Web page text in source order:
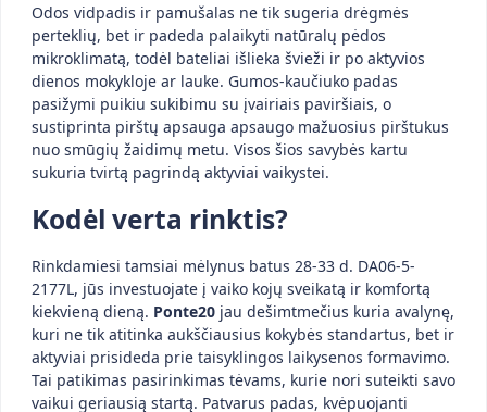
Odos vidpadis ir pamušalas ne tik sugeria drėgmės
perteklių, bet ir padeda palaikyti natūralų pėdos
mikroklimatą, todėl bateliai išlieka švieži ir po aktyvios
dienos mokykloje ar lauke. Gumos-kaučiuko padas
pasižymi puikiu sukibimu su įvairiais paviršiais, o
sustiprinta pirštų apsauga apsaugo mažuosius pirštukus
nuo smūgių žaidimų metu. Visos šios savybės kartu
sukuria tvirtą pagrindą aktyviai vaikystei.
Kodėl verta rinktis?
Rinkdamiesi tamsiai mėlynus batus 28-33 d. DA06-5-
2177L, jūs investuojate į vaiko kojų sveikatą ir komfortą
kiekvieną dieną. Ponte20 jau dešimtmečius kuria avalynę,
kuri ne tik atitinka aukščiausius kokybės standartus, bet ir
aktyviai prisideda prie taisyklingos laikysenos formavimo.
Tai patikimas pasirinkimas tėvams, kurie nori suteikti savo
vaikui geriausią startą. Patvarus padas, kvėpuojanti